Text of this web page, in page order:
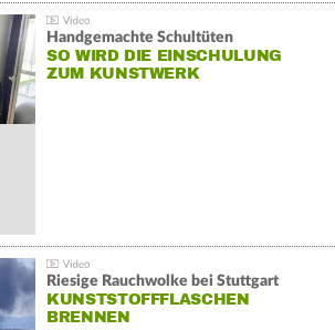
Handgemachte Schultüten
SO WIRD DIE EINSCHULUNG
ZUM KUNSTWERK
Riesige Rauchwolke bei Stuttgart
KUNSTSTOFFFLASCHEN
BRENNEN